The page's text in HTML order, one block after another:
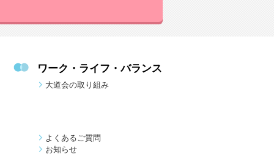
ワーク・ライフ・バランス
大道会の取り組み
よくあるご質問
お知らせ